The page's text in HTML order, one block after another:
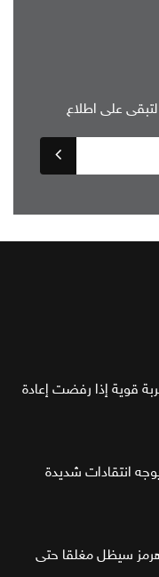
لتبقى على اطلاع
قوية إذا رفضت إعادة
انتقادات شديدة
سيظل مغلقا حتى